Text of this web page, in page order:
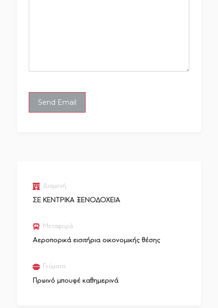
Διαμονή
ΣΕ ΚΕΝΤΡΙΚΑ ΞΕΝΟΔΟΧΕΙΑ
Μεταφορά
Αεροπορικά εισιτήρια οικονομικής θέσης
Γεύματα
Πρωινό μπουφέ καθημερινά